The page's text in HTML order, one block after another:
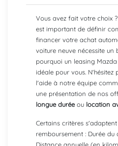
Vous avez fait votre choix
est important de définir
financer votre achat
voiture neuve nécessite
pourquoi un leasing
idéale pour vous.
l'aide à notre équipe
une présentation de nos
longue duréeou location
Certains critères
remboursement : Durée du